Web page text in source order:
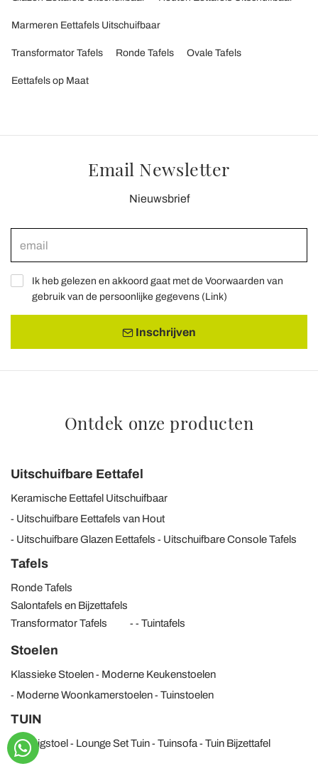
Marmeren Eettafels Uitschuifbaar
Transformator Tafels Ronde Tafels Ovale Tafels
Eettafels op Maat
Email Newsletter
Nieuwsbrief
Ik heb gelezen en akkoord gaat met de Voorwaarden van
gebruik van de persoonlijke gegevens (Link)
Inschrijven
Ontdek onze producten
Uitschuifbare Eettafel
Keramische Eettafel Uitschuifbaar
Uitschuifbare Eettafels van Hout
Uitschuifbare Glazen Eettafels
Uitschuifbare Console Tafels
Tafels
Ronde Tafels
Salontafels en Bijzettafels
Transformator Tafels
Tuintafels
Stoelen
Klassieke Stoelen
Moderne Keukenstoelen
Moderne Woonkamerstoelen
Tuinstoelen
TUIN
Tuin Ligstoel Lounge Set Tuin Tuinsofa Tuin Bijzettafel